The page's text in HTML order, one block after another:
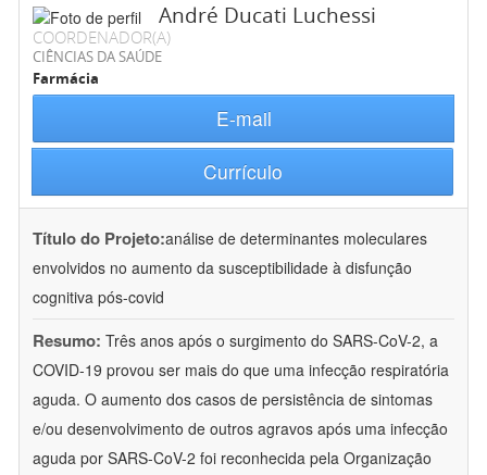
André Ducati Luchessi
COORDENADOR(A)
CIÊNCIAS DA SAÚDE
Farmácia
E-mail
Currículo
Título do Projeto:análise de determinantes moleculares
envolvidos no aumento da susceptibilidade à disfunção
cognitiva pós-covid
Resumo: Três anos após o surgimento do SARS-CoV-2, a
COVID-19 provou ser mais do que uma infecção respiratória
aguda. O aumento dos casos de persistência de sintomas
e/ou desenvolvimento de outros agravos após uma infecção
aguda por SARS-CoV-2 foi reconhecida pela Organização